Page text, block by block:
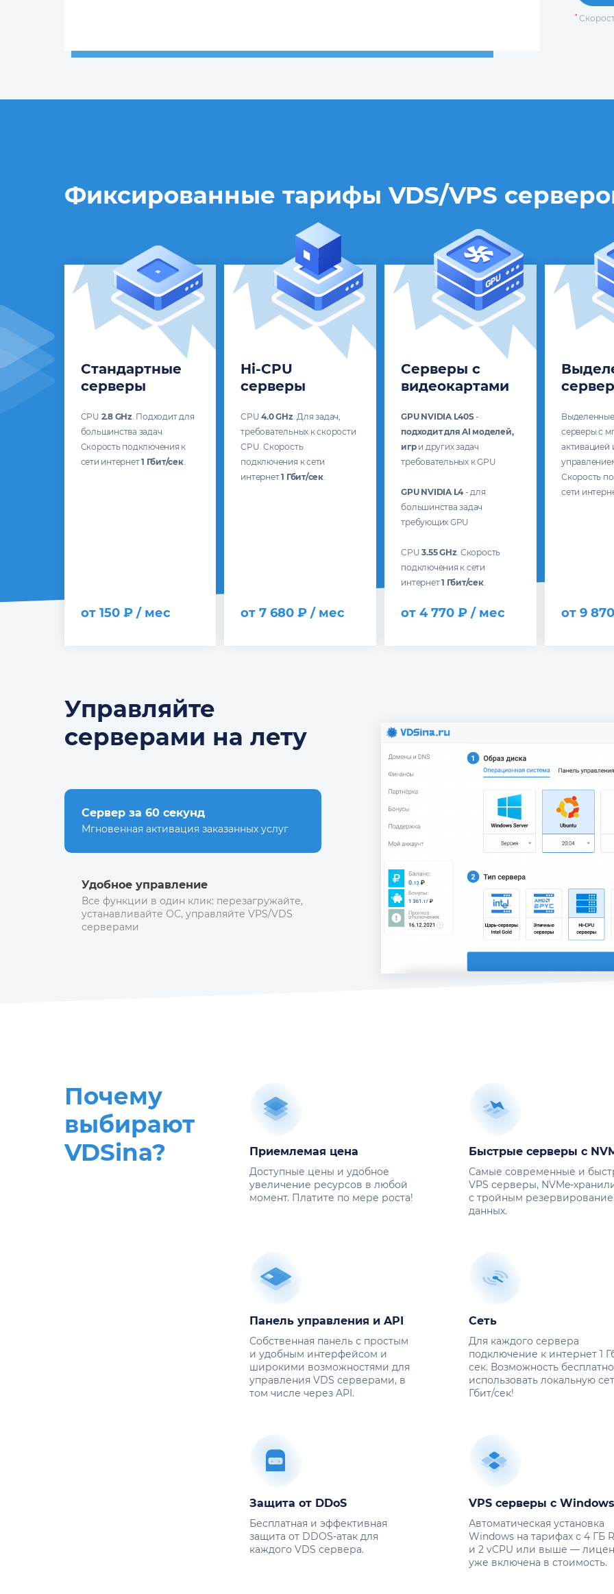
*
Фиксированные тарифы VDS/VPS
Стандартные
серверы
CPU 2.8 GHz. Подходит для
большинства задач.
Скорость подключения к
сети интернет1 Гбит/сек.
от 150 ₽ / мес
Hi-CPU
серверы
CPU4.0 GHz. Для задач,
требовательных к скорости
CPU. Скорость
подключения к сети
интернет1 Гбит/сек.
от 7 680 ₽ / мес
Серверы с
видеокартами
GPU NVIDIA L40S-
подходит для AI моделей,
игри других задач
требовательных к GPU
GPU NVIDIA L4- для
большинства задач
требующих GPU
CPU3.55 GHz. Скорость
подключения к сети
интернет1 Гбит/сек.
от 4 770 ₽ / мес
серверы с
Скорость
сети
от 9
Управляйте
серверами на лету
Сервер за 60 секунд
Мгновенная активация заказанных услуг
Удобное управление
Все функции в один клик: перезагружайте,
устанавливайте ОС, управляйте VPS/VDS
серверами
Почему
выбирают
VDSina?
Приемлемая цена
Доступные цены и удобное
увеличение ресурсов в любой
момент. Платите по мере роста!
Быстрые серверы с
Самые современные и
VPS серверы, NVMe-
с тройным
данных.
Панель управления и API
Собственная панель с простым
и удобным интерфейсом и
широкими возможностями для
управления VDS серверами, в
том числе через API.
Сеть
Для каждого сервера
подключение к интернет 1
сек. Возможность бесплатно
использовать локальную
Гбит/сек!
Защита от DDoS
Бесплатная и эффективная
защита от DDOS-атак для
каждого VDS сервера.
VPS cерверы с
Автоматическая установка
Windows на тарифах с 4 ГБ
и 2 vCPU или выше —
уже включена в стоимость.